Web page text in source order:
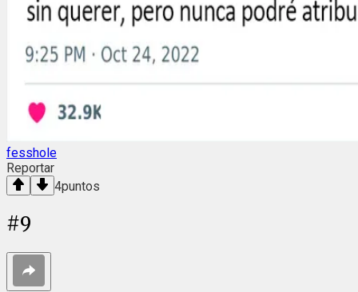
fesshole
Reportar
4puntos
#9